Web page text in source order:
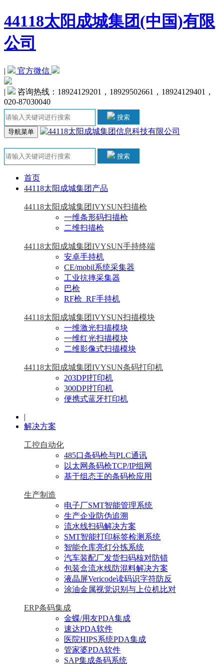
44118太阳成城集团(中国)有限
公司
| 官方微信
|
 咨询热线：18924129201，18929502661，18924129401，
020-87030040
搜索
导航菜单
搜索
首页
44118太阳成城集团产品
44118太阳成城集团IVYSUN扫描枪
一维条形码扫描枪
二维扫描枪
44118太阳成城集团IVYSUN手持终端
安卓手持机
CE/mobil系统采集器
工业抗摔采集器
巴枪
RF枪_RF手持机
44118太阳成城集团IVYSUN扫描模块
一维激光扫描模块
一维红光扫描模块
二维影像式扫描模块
44118太阳成城集团IVYSUN条码打印机
203DPI打印机
300DPI打印机
便携式蓝牙打印机
|
解决方案
工控自动化
485口条码枪与PLC通讯
以太网条码枪TCP/IP组网
基于组态王的条码枪应用
生产制造
电子厂SMT智能管理系统
生产企业防伪追溯
流水线扫码解决方案
SMT智能打印标签检测系统
智能仓库亮灯分拣系统
汽车装配厂发货扫码核对防错
包装盒流水线防混料解决方案
液晶屏Vericode读码识字符防反
涂油金属视觉识别与上位机比对
ERP条码集成
金蝶/用友PDA集成
速达PDA软件
医院HIPS系统PDA集成
管家婆PDA软件
SAP集成条码系统